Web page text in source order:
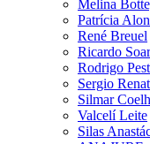
Melina
Patrícia
René Breuel
Ricardo
Rodrigo
Sergio
Silmar
Valcelí Leite
Silas